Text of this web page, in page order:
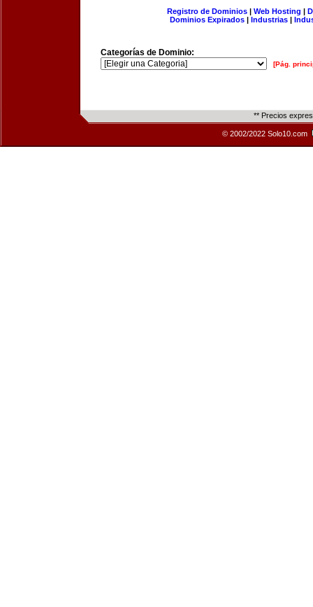
Registro de Dominios| Web Hosting |
Dominios Expirados | Industrias |
Categorías de Dominio:
[Pág.
** Precios
© 2002/2022 Solo10.com